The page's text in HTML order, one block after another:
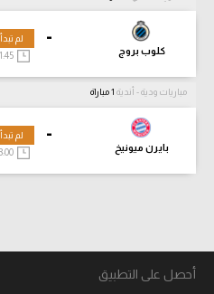
-
كلوب بروج
لم تبدأ
21:45
مباريات ودية - أندية
-
بايرن ميونيخ
لم تبدأ
13:00
أحصل على التطبيق